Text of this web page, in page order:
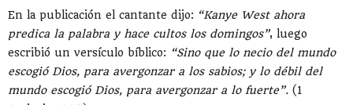
En la publicación el cantante dijo: “Kanye West ahora
predica la palabra y hace cultos los domingos”, luego
escribió un versículo bíblico: “Sino que lo necio del mundo
escogió Dios, para avergonzar a los sabios; y lo débil del
mundo escogió Dios, para avergonzar a lo fuerte”. (1